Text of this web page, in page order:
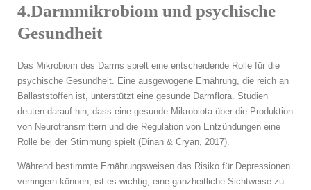
4.Darmmikrobiom und psychische
Gesundheit
Das Mikrobiom des Darms spielt eine entscheidende Rolle für die
psychische Gesundheit. Eine ausgewogene Ernährung, die reich an
Ballaststoffen ist, unterstützt eine gesunde Darmflora. Studien
deuten darauf hin, dass eine gesunde Mikrobiota über die Produktion
von Neurotransmittern und die Regulation von Entzündungen eine
Rolle bei der Stimmung spielt (Dinan & Cryan, 2017).
Während bestimmte Ernährungsweisen das Risiko für Depressionen
verringern können, ist es wichtig, eine ganzheitliche Sichtweise zu